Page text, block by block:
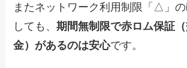
またネットワーク利用制限「△」の
しても、期間無制限で赤ロム保証
金）があるのは安心です。